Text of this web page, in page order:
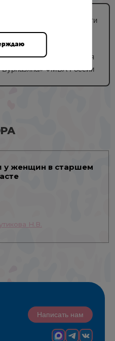
врача по лечебной части
акушерства,
Медико-биологического
образования
ФМБА России
у женщин в старшем
Н.В.
Написать нам